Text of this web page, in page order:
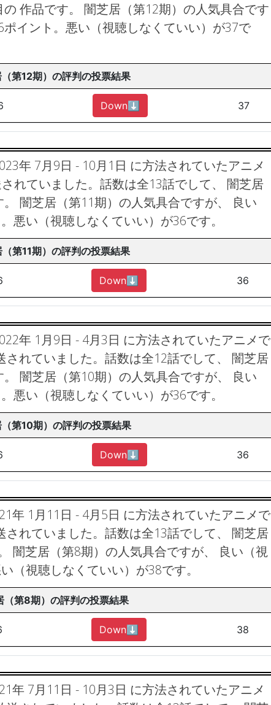
作品です。
闇芝居（第12期）の人気具合です
イント。悪い（視聴しなくていい）が37で
（第12期）の評判の投票結果
Down⬇︎ 37
年 7月9日 - 10月1日 に方法されていたアニメ
れていました。話数は全13話でして、 闇芝居
闇芝居（第11期）の人気具合ですが、 良い
悪い（視聴しなくていい）が36です。
第11期）の評判の投票結果
Down⬇︎ 36
年 1月9日 - 4月3日 に方法されていたアニメで
されていました。話数は全12話でして、 闇芝居
闇芝居（第10期）の人気具合ですが、 良い
悪い（視聴しなくていい）が36です。
（第10期）の評判の投票結果
Down⬇︎ 36
年 1月11日 - 4月5日 に方法されていたアニメで
されていました。話数は全13話でして、 闇芝居
闇芝居（第8期）の人気具合ですが、 良い（視
（視聴しなくていい）が38です。
（第8期）の評判の投票結果
Down⬇︎ 38
年 7月11日 - 10月3日 に方法されていたアニメ